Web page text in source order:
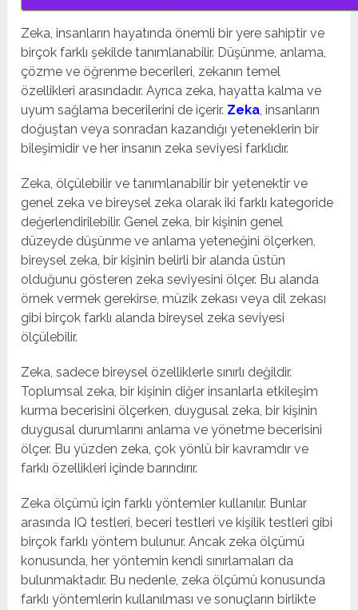
Zeka, insanların hayatında önemli bir yere sahiptir ve
birçok farklı şekilde tanımlanabilir. Düşünme, anlama,
çözme ve öğrenme becerileri, zekanın temel
özellikleri arasındadır. Ayrıca zeka, hayatta kalma ve
uyum sağlama becerilerini de içerir. Zeka, insanların
doğuştan veya sonradan kazandığı yeteneklerin bir
bileşimidir ve her insanın zeka seviyesi farklıdır.
Zeka, ölçülebilir ve tanımlanabilir bir yetenektir ve
genel zeka ve bireysel zeka olarak iki farklı kategoride
değerlendirilebilir. Genel zeka, bir kişinin genel
düzeyde düşünme ve anlama yeteneğini ölçerken,
bireysel zeka, bir kişinin belirli bir alanda üstün
olduğunu gösteren zeka seviyesini ölçer. Bu alanda
örnek vermek gerekirse, müzik zekası veya dil zekası
gibi birçok farklı alanda bireysel zeka seviyesi
ölçülebilir.
Zeka, sadece bireysel özelliklerle sınırlı değildir.
Toplumsal zeka, bir kişinin diğer insanlarla etkileşim
kurma becerisini ölçerken, duygusal zeka, bir kişinin
duygusal durumlarını anlama ve yönetme becerisini
ölçer. Bu yüzden zeka, çok yönlü bir kavramdır ve
farklı özellikleri içinde barındırır.
Zeka ölçümü için farklı yöntemler kullanılır. Bunlar
arasında IQ testleri, beceri testleri ve kişilik testleri gibi
birçok farklı yöntem bulunur. Ancak zeka ölçümü
konusunda, her yöntemin kendi sınırlamaları da
bulunmaktadır. Bu nedenle, zeka ölçümü konusunda
farklı yöntemlerin kullanılması ve sonuçların birlikte